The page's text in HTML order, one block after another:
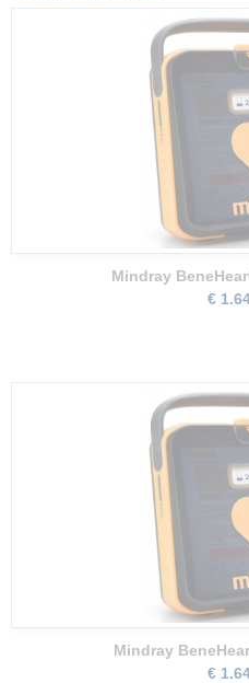
Mindray
€
Mindray
€